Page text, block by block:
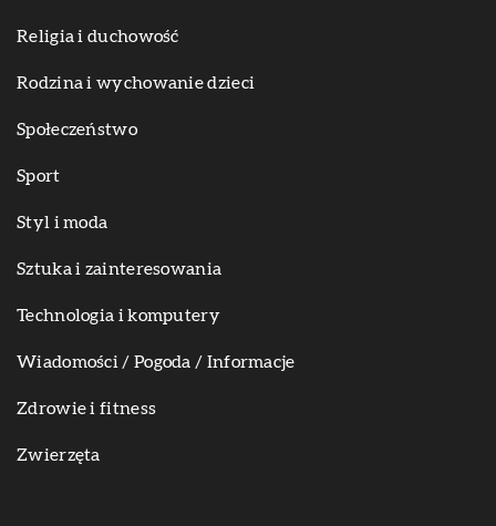
Religia i duchowość
Rodzina i wychowanie dzieci
Społeczeństwo
Sport
Styl i moda
Sztuka i zainteresowania
Technologia i komputery
Wiadomości / Pogoda / Informacje
Zdrowie i fitness
Zwierzęta